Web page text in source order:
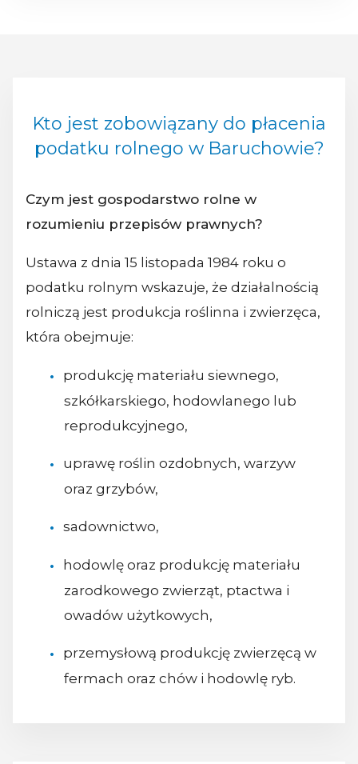
Kto jest zobowiązany do płacenia
podatku rolnego w Baruchowie?
Czym jest gospodarstwo rolne w
rozumieniu przepisów prawnych?
Ustawa z dnia 15 listopada 1984 roku o
podatku rolnym wskazuje, że działalnością
rolniczą jest produkcja roślinna i zwierzęca,
która obejmuje:
produkcję materiału siewnego,
szkółkarskiego, hodowlanego lub
reprodukcyjnego,
uprawę roślin ozdobnych, warzyw
oraz grzybów,
sadownictwo,
hodowlę oraz produkcję materiału
zarodkowego zwierząt, ptactwa i
owadów użytkowych,
przemysłową produkcję zwierzęcą w
fermach oraz chów i hodowlę ryb.